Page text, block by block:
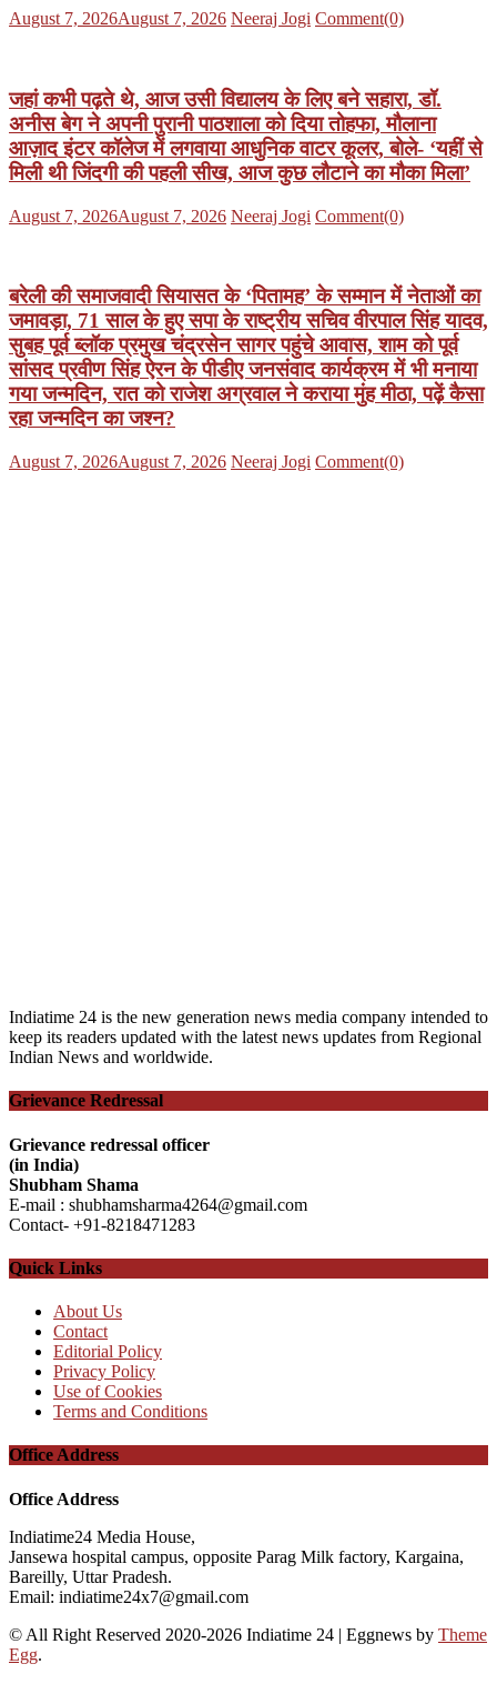
Posted
August 7, 2026August 7, 2026 Author
Neeraj Jogi Comment(0)
जहां कभी पढ़ते थे, आज उसी विद्यालय के लिए बने सहारा, डॉ.
अनीस बेग ने अपनी पुरानी पाठशाला को दिया तोहफा, मौलाना
आज़ाद इंटर कॉलेज में लगवाया आधुनिक वाटर कूलर, बोले- ‘यहीं से
मिली थी जिंदगी की पहली सीख, आज कुछ लौटाने का मौका मिला’
Posted
August 7, 2026August 7, 2026 Author
Neeraj Jogi Comment(0)
बरेली की समाजवादी सियासत के ‘पितामह’ के सम्मान में नेताओं का
जमावड़ा, 71 साल के हुए सपा के राष्ट्रीय सचिव वीरपाल सिंह यादव,
सुबह पूर्व ब्लॉक प्रमुख चंद्रसेन सागर पहुंचे आवास, शाम को पूर्व
सांसद प्रवीण सिंह ऐरन के पीडीए जनसंवाद कार्यक्रम में भी मनाया
गया जन्मदिन, रात को राजेश अग्रवाल ने कराया मुंह मीठा, पढ़ें कैसा
रहा जन्मदिन का जश्न?
Posted
August 7, 2026August 7, 2026 Author
Neeraj Jogi Comment(0)
Indiatime 24 is the new generation news media company intended to
keep its readers updated with the latest news updates from Regional
Indian News and worldwide.
Grievance Redressal
Grievance redressal officer
(in India)
Shubham Shama
E-mail : shubhamsharma4264@gmail.com
Contact- +91-8218471283
Quick Links
About Us
Contact
Editorial Policy
Privacy Policy
Use of Cookies
Terms and Conditions
Office Address
Office Address
Indiatime24 Media House,
Jansewa hospital campus, opposite Parag Milk factory, Kargaina,
Bareilly, Uttar Pradesh.
Email: indiatime24x7@gmail.com
© All Right Reserved 2020-2026 Indiatime 24 | Eggnews by Theme
Egg.